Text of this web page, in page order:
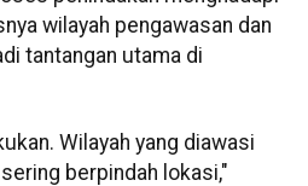
wilayah pengawasan dan
tantangan utama di
Wilayah yang diawasi
berpindah lokasi,"